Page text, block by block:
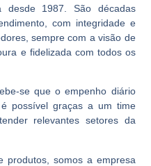
desde 1987. São décadas
com integridade e
sempre com a visão de
e fidelizada com todos os
se que o empenho diário
possível graças a um time
relevantes setores da
produtos, somos a empresa